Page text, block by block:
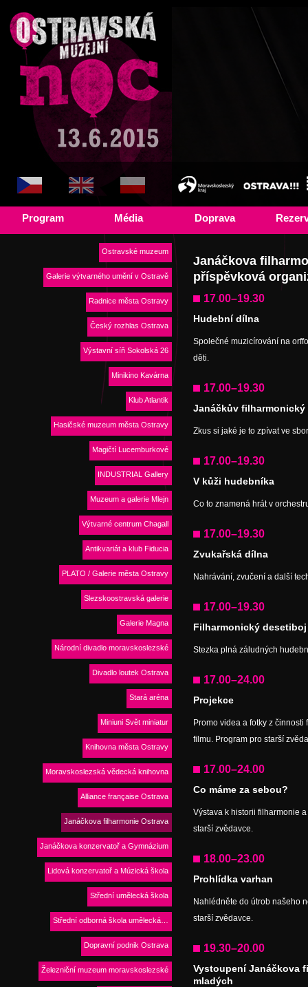
Program Média Doprava
Ostravské muzeum
Galerie výtvarného umění v Ostravě
Radnice města Ostravy
Český rozhlas Ostrava
Výstavní síň Sokolská 26
Minikino Kavárna
Klub Atlantik
Hasičské muzeum města Ostravy
Magičtí Lucemburkové
INDUSTRIAL Gallery
Muzeum a galerie Mlejn
Výtvarné centrum Chagall
Antikvariát a klub Fiducia
PLATO / Galerie města Ostravy
Slezskoostravská galerie
Galerie Magna
Národní divadlo moravskoslezské
Divadlo loutek Ostrava
Stará aréna
Miniuni Svět miniatur
Knihovna města Ostravy
Moravskoslezská vědecká knihovna
Alliance française Ostrava
Janáčkova filharmonie Ostrava
Janáčkova konzervatoř a Gymnázium
Lidová konzervatoř a Múzická škola
Střední umělecká škola
Střední odborná škola umělecká…
Dopravní podnik Ostrava
Železniční muzeum moravskoslezské
Janáčkova
příspěvková
17.00–19.30
Hudební dílna
Společné muzicírování na
děti.
17.00–19.30
Janáčkův filharmonický
Zkus si jaké je to zpívat ve
17.00–19.30
V kůži hudebníka
Co to znamená hrát v
17.00–19.30
Zvukařská dílna
Nahrávání, zvučení a další
17.00–19.30
Filharmonický desetiboj
Stezka plná záludných
17.00–24.00
Projekce
Promo videa a fotky z
filmu. Program pro starší
17.00–24.00
Co máme za sebou?
Výstava k historii filharmonie
starší zvědavce.
18.00–23.00
Prohlídka varhan
Nahlédněte do útrob našeho
starší zvědavce.
19.30–20.00
Vystoupení Janáčkova
mladých